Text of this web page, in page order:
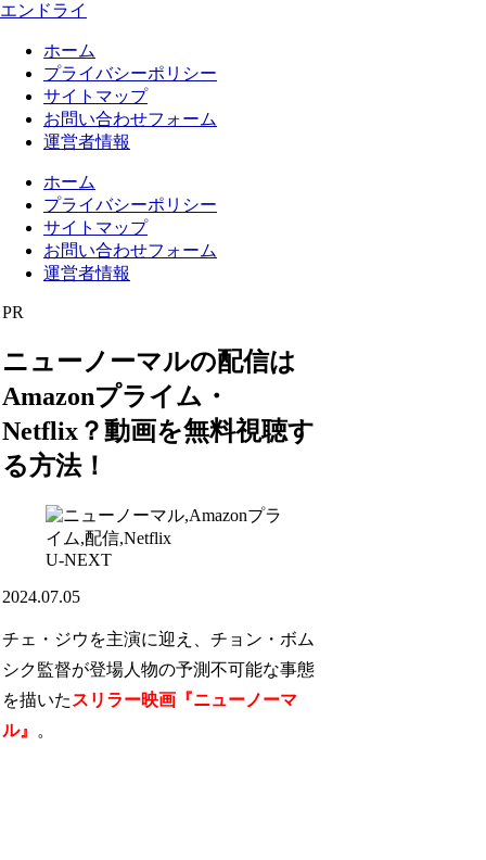
エンドライ
ホーム
プライバシーポリシー
サイトマップ
お問い合わせフォーム
運営者情報
ホーム
プライバシーポリシー
サイトマップ
お問い合わせフォーム
運営者情報
PR
ニューノーマルの配信は
Amazonプライム・
Netflix？動画を無料視聴す
る方法！
U-NEXT
2024.07.05
チェ・ジウを主演に迎え、チョン・ボム
シク監督が登場人物の予測不可能な事態
を描いた スリラー映画『ニューノーマ
ル』
。